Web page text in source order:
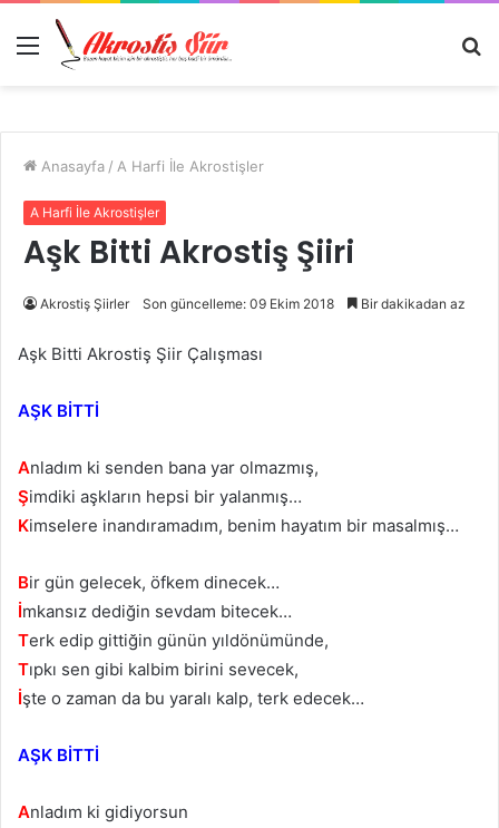
Menü
Anasayfa / A Harfi İle Akrostişler
A Harfi İle Akrostişler
Aşk Bitti Akrostiş Şiiri
Akrostiş Şiirler Son güncelleme: 09 Ekim 2018 Bir dakikadan az
Aşk Bitti Akrostiş Şiir Çalışması
AŞK BİTTİ
Anladım ki senden bana yar olmazmış,
Şimdiki aşkların hepsi bir yalanmış…
Kimselere inandıramadım, benim hayatım bir masalmış…
Bir gün gelecek, öfkem dinecek…
İmkansız dediğin sevdam bitecek…
Terk edip gittiğin günün yıldönümünde,
Tıpkı sen gibi kalbim birini sevecek,
İşte o zaman da bu yaralı kalp, terk edecek…
AŞK BİTTİ
Anladım ki gidiyorsun